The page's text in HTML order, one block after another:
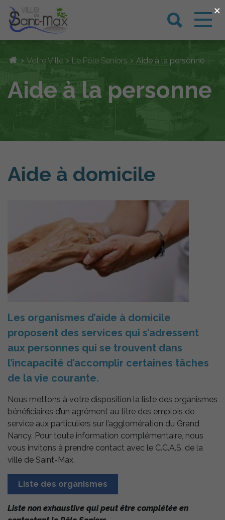
› Votre Ville › Le Pôle Seniors › Aide à la personne
Aide à la personne
Aide à domicile
Les organismes d’aide à domicile
proposent des services qui s’adressent
aux personnes qui se trouvent dans
l’incapacité d’accomplir certaines tâches
de la vie courante.
Nous mettons à votre disposition la liste des organismes
bénéficiaires d’un agrément au titre des emplois de
service aux particuliers sur l’agglomération du Grand
Nancy. Pour toute information complémentaire, nous
vous invitons à prendre contact avec le C.C.A.S. de la
ville de Saint-Max.
Liste des organismes
Liste non exhaustive qui peut être complétée en
×